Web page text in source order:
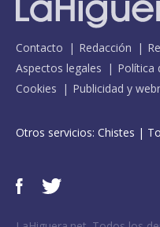
Contacto Redacción
Aspectos legales
Política
Cookies
Publicidad y
Otros servicios: Chistes |